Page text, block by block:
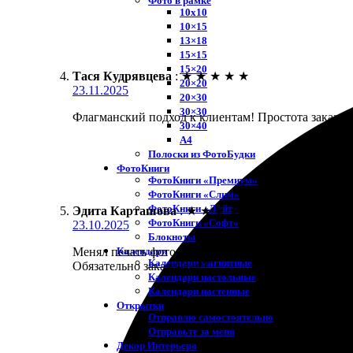
10х10
10×15
13×18
15×15
15×20
20×20
20×30
30×30
30×40
A4
Полоски из ФотоБудки
ФотоКниги
ФотоКниги «Премиум»
ФотоКниги «Слим»
ФотоКниги «Лайт»
ФотоКниги «Софт»
Блокноты
Календари
Календари магнитные
Календари настольные
Календари настенные
Открытки
Отправлю самостоятельно
Отправьте за меня
Декор Интерьера
Тася Кудрявцева : ★ ★ ★ ★ ★
23.11.2025
Флагманский подход к клиентам! Простота заказа,
Эдита Карташова : ★ ★ ★ ★
23.10.2025
Менял печать фото с рамкой, и остался в
Обязательно закажу ещё!